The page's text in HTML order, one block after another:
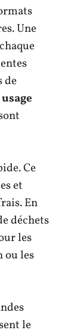
Une
de
Ce
et
En
déchets
les
ou les
le